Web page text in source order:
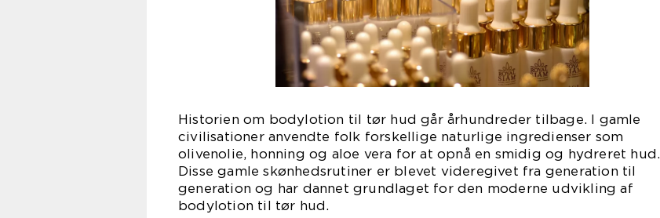
Historien om bodylotion til tør hud går århundreder tilbage. I gamle
civilisationer anvendte folk forskellige naturlige ingredienser som
olivenolie, honning og aloe vera for at opnå en smidig og hydreret hud.
Disse gamle skønhedsrutiner er blevet videregivet fra generation til
generation og har dannet grundlaget for den moderne udvikling af
bodylotion til tør hud.